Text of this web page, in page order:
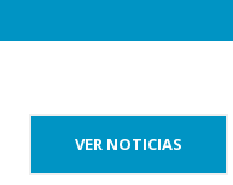
VER NOTICIAS